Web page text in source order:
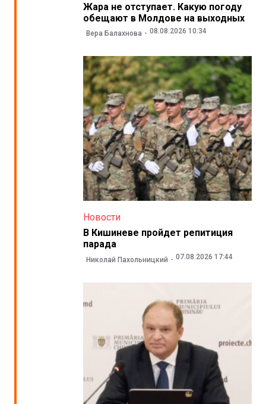
Жара не отступает. Какую погоду
обещают в Молдове на выходных
Вера Балахнова 08.08.2026 10:34
Новости
В Кишиневе пройдет репитиция
парада
Николай Пахольницкий 07.08.2026 17:44